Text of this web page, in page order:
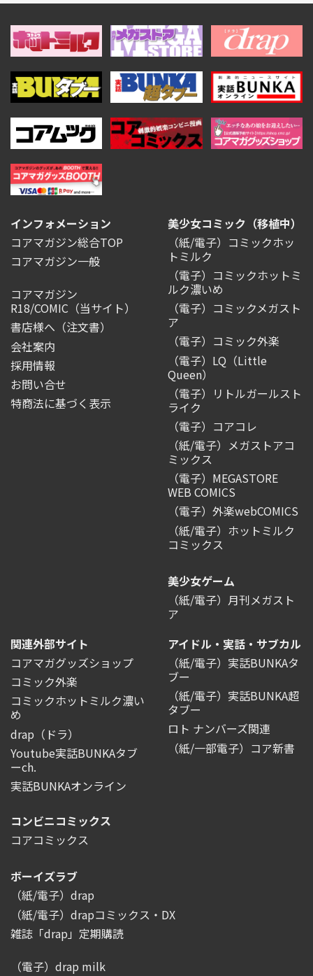
インフォメーション
コアマガジン総合TOP
コアマガジン一般
コアマガジン
R18/COMIC （当サイト）
書店様へ（注文書）
会社案内
採用情報
お問い合せ
特商法に基づく表示
美少女コミック（移植中）
（紙/電子）コミックホッ
トミルク
（電子）コミックホットミ
ルク濃いめ
（電子）コミックメガスト
ア
（電子）コミック外楽
（電子）LQ（Little
Queen）
（電子）リトルガールスト
ライク
（電子）コアコレ
（紙/電子）メガストアコ
ミックス
（電子）MEGASTORE
WEB COMICS
（電子）外楽webCOMICS
（紙/電子）ホットミルク
コミックス
美少女ゲーム
（紙/電子）月刊メガスト
ア
関連外部サイト
コアマガグッズショップ
コミック外楽
コミックホットミルク濃い
め
drap（ドラ）
Youtube実話BUNKAタブ
ーch.
実話BUNKAオンライン
アイドル・実話・サブカル
（紙/電子）実話BUNKAタ
ブー
（紙/電子）実話BUNKA超
タブー
ロト ナンバーズ関連
（紙/一部電子）コア新書
コンビニコミックス
コアコミックス
ボーイズラブ
（紙/電子）drap
（紙/電子）drapコミックス・DX
雑誌「drap」定期購読
（電子）drap milk